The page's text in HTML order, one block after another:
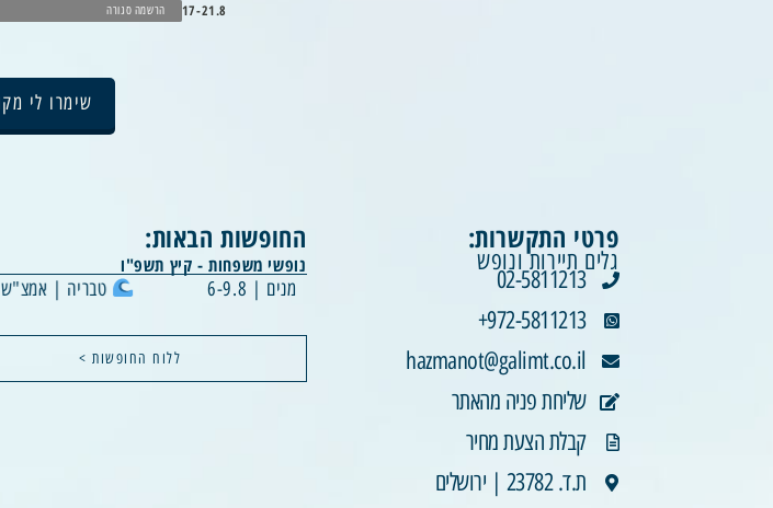
17-21.8 הרשמה סגורה
שימרו לי
פרטי התקשרות:
גלים תיירות ונופש
02-5811213
972-5811213+
hazmanot@galimt.co.il
שליחת פניה מהאתר
קבלת הצעת מחיר
ת.ד. 23782 | ירושלים
החופשות הבאות:
נופשי משפחות - קיץ תשפ"ו
טבריה | סופ"ש בין הזמנים | 6-9.8 טבריה | אמצ"ש בין הזמנים | 9-13.8
ללוח החופשות >